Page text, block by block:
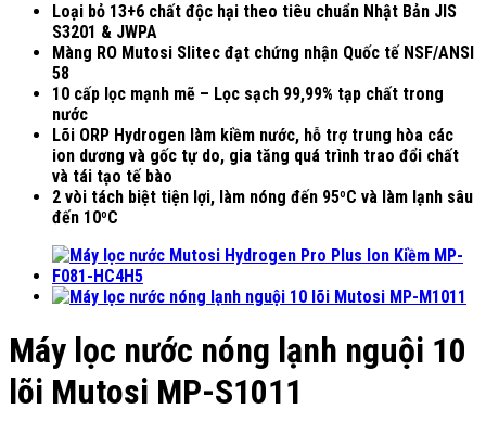
Loại bỏ 13+6 chất độc hại theo tiêu chuẩn Nhật Bản JIS
S3201 & JWPA
Màng RO Mutosi Slitec đạt chứng nhận Quốc tế NSF/ANSI
58
10 cấp lọc mạnh mẽ – Lọc sạch 99,99% tạp chất trong
nước
Lõi ORP Hydrogen làm kiềm nước, hỗ trợ trung hòa các
ion dương và gốc tự do, gia tăng quá trình trao đổi chất
và tái tạo tế bào
2 vòi tách biệt tiện lợi, làm nóng đến 95ºC và làm lạnh sâu
đến 10ºC
Máy lọc nước nóng lạnh nguội 10
lõi Mutosi MP-S1011